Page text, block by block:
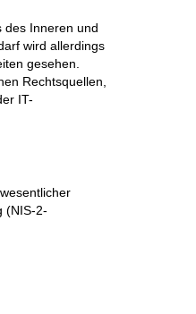
des Inneren und
wird allerdings
gesehen.
Rechtsquellen,
IT-
(NIS-2-